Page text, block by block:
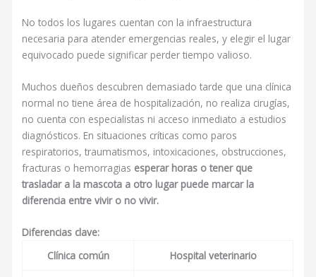
No todos los lugares cuentan con la infraestructura
necesaria para atender emergencias reales, y elegir el lugar
equivocado puede significar perder tiempo valioso.
Muchos dueños descubren demasiado tarde que una clínica
normal no tiene área de hospitalización, no realiza cirugías,
no cuenta con especialistas ni acceso inmediato a estudios
diagnósticos. En situaciones críticas como paros
respiratorios, traumatismos, intoxicaciones, obstrucciones,
fracturas o hemorragias esperar horas o tener que
trasladar a la mascota a otro lugar puede marcar la
diferencia entre vivir o no vivir.
Diferencias clave:
Clínica común
Hospital veterinario